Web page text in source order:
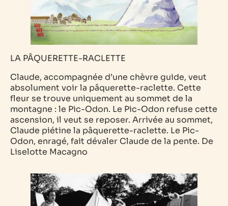
LA PÂQUERETTE-RACLETTE
Claude, accompagnée d’une chèvre guide, veut
absolument voir la pâquerette-raclette. Cette
fleur se trouve uniquement au sommet de la
montagne : le Pic-Odon. Le Pic-Odon refuse cette
ascension, il veut se reposer. Arrivée au sommet,
Claude piétine la pâquerette-raclette. Le Pic-
Odon, enragé, fait dévaler Claude de la pente. De
Liselotte Macagno